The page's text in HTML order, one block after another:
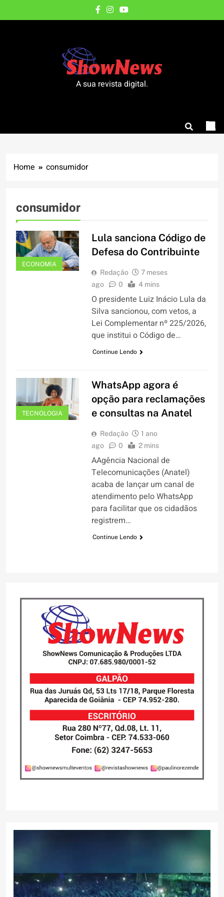
to
A sua revista digital.
Home consumidor
consumidor
ECONOMIA
Lula sanciona Código de
Defesa do Contribuinte
Redação
7 meses
ago
0 4 mins
O presidente Luiz Inácio Lula da
Silva sancionou, com vetos, a
Lei Complementar nº 225/2026,
que institui o Código de…
Continue Lendo
TECNOLOGIA
WhatsApp agora é
opção para reclamações
e consultas na Anatel
Redação
1 ano
ago
0 2 mins
AAgência Nacional de
Telecomunicações (Anatel)
acaba de lançar um canal de
atendimento pelo WhatsApp
para facilitar que os cidadãos
registrem…
Continue Lendo